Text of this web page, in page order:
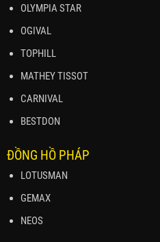
OLYMPIA STAR
OGIVAL
TOPHILL
MATHEY TISSOT
CARNIVAL
BESTDON
ĐỒNG HỒ PHÁP
LOTUSMAN
GEMAX
NEOS